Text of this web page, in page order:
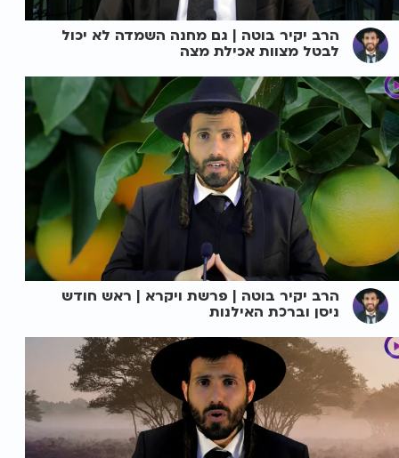
הרב יקיר בוטה | גם מחנה השמדה לא יכול
לבטל מצוות אכילת מצה
הרב יקיר בוטה | פרשת ויקרא | ראש חודש
ניסן וברכת האילנות